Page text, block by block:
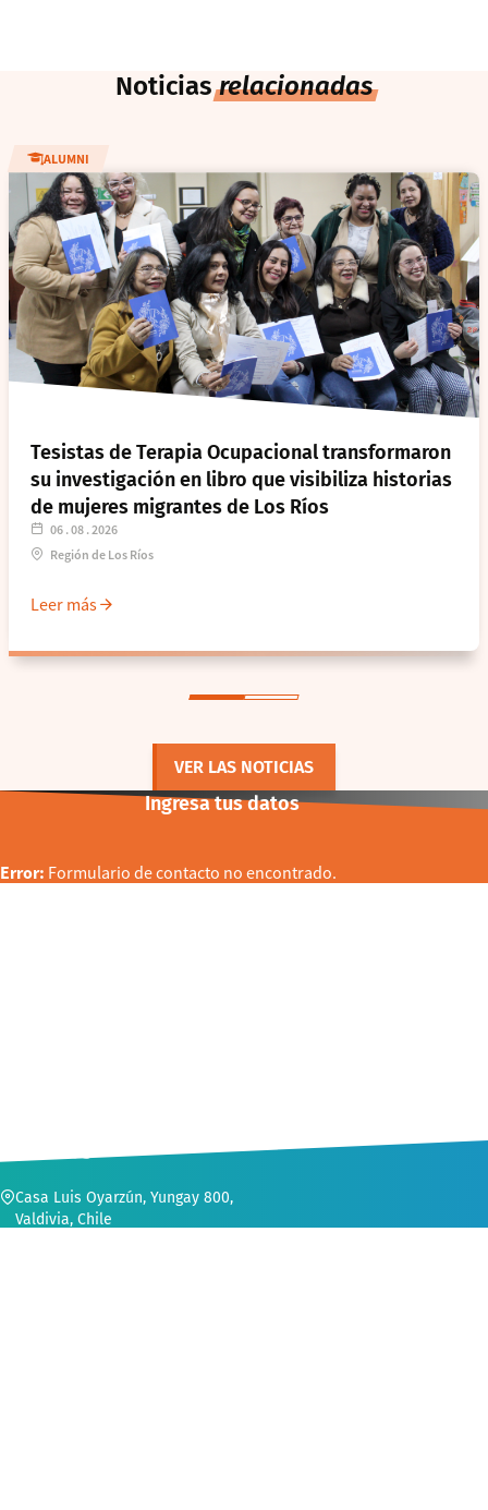
Noticiasrelacionadas
ALUMNI
06 . 08 . 2026
Región de Los Ríos
Tesistas de Terapia Ocupacional transformaron
su investigación en libro que visibiliza historias
de mujeres migrantes de Los Ríos
Leer más
VER LAS NOTICIAS
Ingresa tus datos
Error: Formulario de contacto no encontrado.
CONTACTO
Casa Luis Oyarzún, Yungay 800,
Valdivia, Chile